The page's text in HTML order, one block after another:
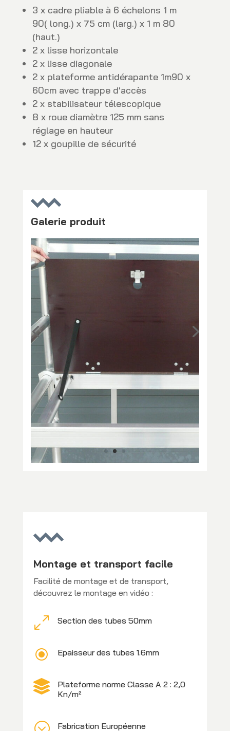
3 x cadre pliable à 6 échelons 1 m
90( long.) x 75 cm (larg.) x 1 m 80
(haut.)
2 x lisse horizontale
2 x lisse diagonale
2 x plateforme antidérapante 1m90 x
60cm avec trappe d'accès
2 x stabilisateur télescopique
8 x roue diamètre 125 mm sans
réglage en hauteur
12 x goupille de sécurité
Galerie produit
Montage et transport facile
Facilité de montage et de transport,
découvrez le montage en vidéo :
0 Section des tubes 50mm
\ Epaisseur des tubes 1.6mm

Plateforme norme Classe A 2 : 2,0
Kn/m²
; Fabrication Européenne